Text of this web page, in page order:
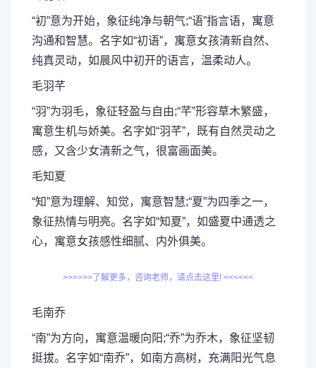
“初”意为开始，象征纯净与朝气;“语”指言语，寓意
沟通和智慧。名字如“初语”，寓意女孩清新自然、
纯真灵动，如晨风中初开的语言，温柔动人。
毛羽芊
“羽”为羽毛，象征轻盈与自由;“芊”形容草木繁盛，
寓意生机与娇美。名字如“羽芊”，既有自然灵动之
感，又含少女清新之气，很富画面美。
毛知夏
“知”意为理解、知觉，寓意智慧;“夏”为四季之一，
象征热情与明亮。名字如“知夏”，如盛夏中通透之
心，寓意女孩感性细腻、内外俱美。
>>>>>>了解更多，咨询老师，请点击这里! <<<<<<
毛南乔
“南”为方向，寓意温暖向阳;“乔”为乔木，象征坚韧
挺拔。名字如“南乔”，如南方高树，充满阳光气息